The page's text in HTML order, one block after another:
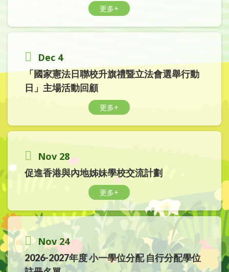
更多+
Dec 4
「國家憲法日聯校升旗禮暨立法會選舉行動
日」主場活動回顧
更多+
Nov 28
促進香港與內地姊妹學校交流計劃
更多+
Nov 24
2026-2027年度 小一學位分配 自行分配學位